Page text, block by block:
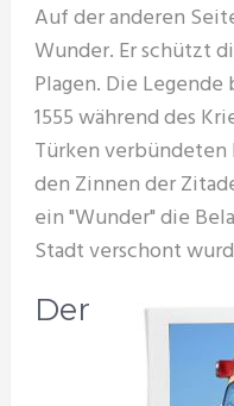
Auf der anderen
Wunder. Er schützt
Plagen. Die Legende
1555 während des
Türken verbündeten
den Zinnen der
ein "Wunder" die
Stadt verschont
Der